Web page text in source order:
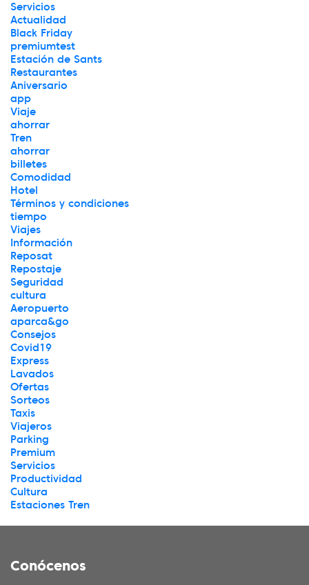
Servicios
Actualidad
Black Friday
premiumtest
Estación de Sants
Restaurantes
Aniversario
app
Viaje
ahorrar
Tren
ahorrar
billetes
Comodidad
Hotel
Términos y condiciones
tiempo
Viajes
Información
Reposat
Repostaje
Seguridad
cultura
Aeropuerto
aparca&go
Consejos
Covid19
Express
Lavados
Ofertas
Sorteos
Taxis
Viajeros
Parking
Premium
Servicios
Productividad
Cultura
Estaciones Tren
Conócenos